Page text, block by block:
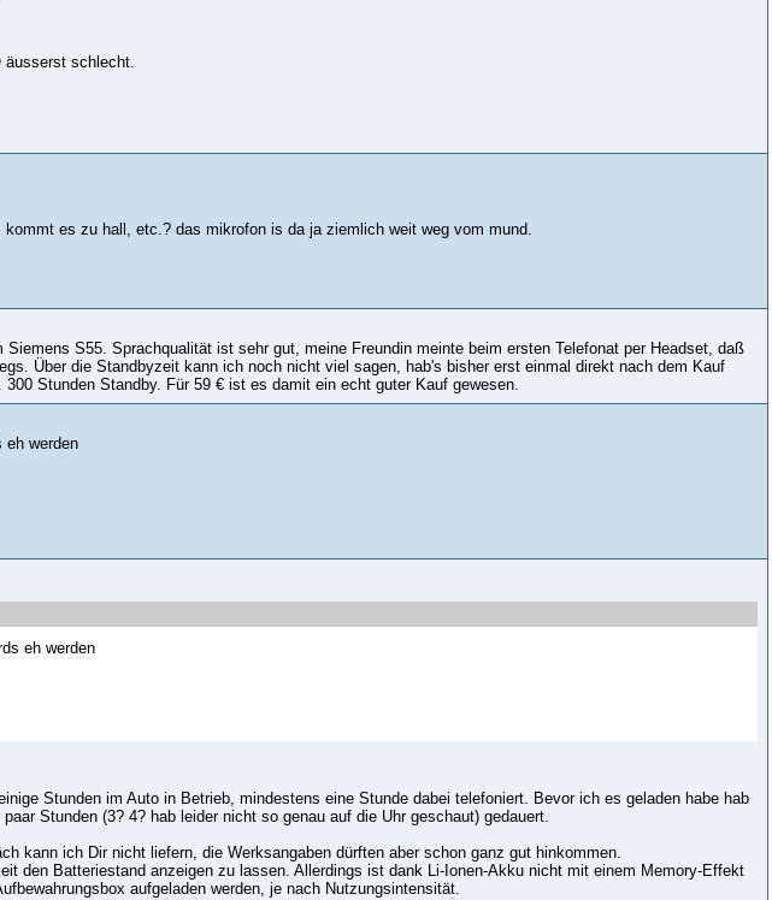
schlecht.
es zu hall, etc.? das mikrofon is da ja ziemlich weit weg vom mund.
S55. Sprachqualität ist sehr gut, meine Freundin meinte beim ersten Telefonat per Headset, daß
Über die Standbyzeit kann ich noch nicht viel sagen, hab's bisher erst einmal direkt nach dem Kauf
Stunden Standby. Für 59 € ist es damit ein echt guter Kauf gewesen.
eh werden
eh werden
Stunden im Auto in Betrieb, mindestens eine Stunde dabei telefoniert. Bevor ich es geladen habe hab
Stunden (3? 4? hab leider nicht so genau auf die Uhr geschaut) gedauert.
kann ich Dir nicht liefern, die Werksangaben dürften aber schon ganz gut hinkommen.
den Batteriestand anzeigen zu lassen. Allerdings ist dank Li-Ionen-Akku nicht mit einem Memory-Effekt
aufgeladen werden, je nach Nutzungsintensität.